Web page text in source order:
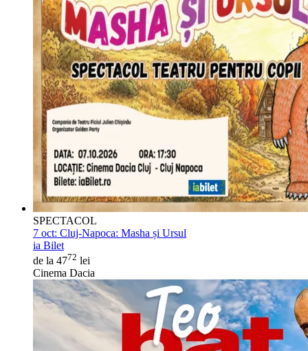
SPECTACOL
7 oct: Cluj-Napoca: Masha și Ursul
ia Bilet
de la 4772 lei
Cinema Dacia